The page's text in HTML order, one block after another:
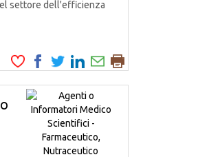
settore dell'efficienza